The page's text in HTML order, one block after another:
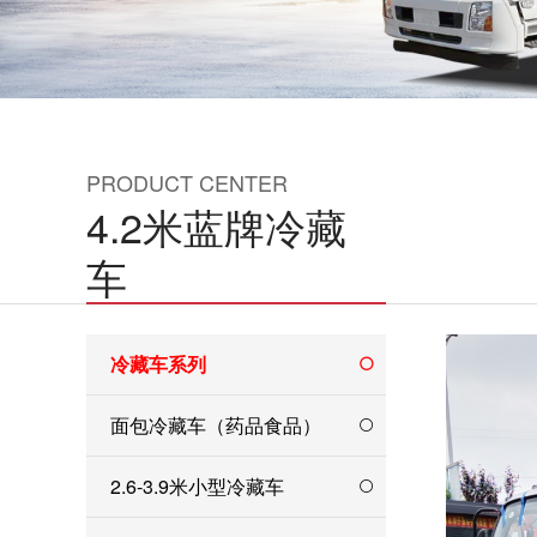
PRODUCT CENTER
4.2米蓝牌冷藏
车
冷藏车系列
面包冷藏车（药品食品）
2.6-3.9米小型冷藏车